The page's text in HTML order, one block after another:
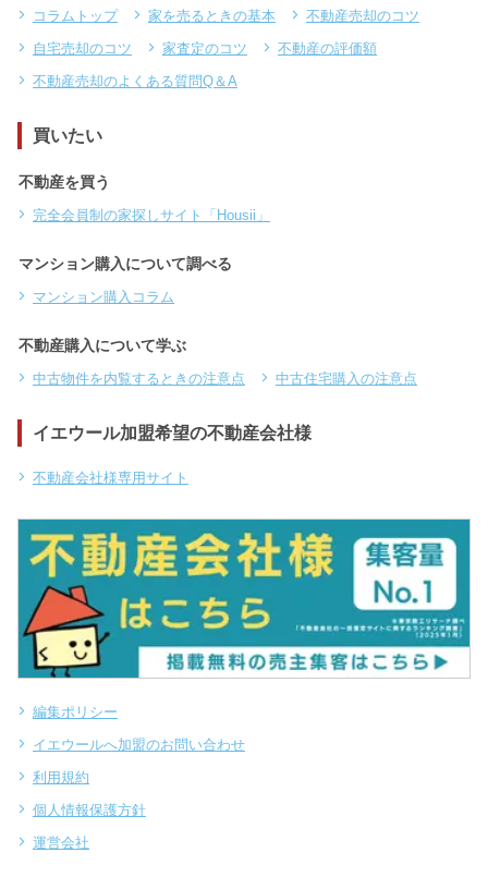
コラムトップ 家を売るときの基本
不動産売却のコツ
自宅売却のコツ
家査定のコツ
不動産の評価額
不動産売却のよくある質問Q＆A
買いたい
不動産を買う
完全会員制の家探しサイト「Housii」
マンション購入について調べる
マンション購入コラム
不動産購入について学ぶ
中古物件を内覧するときの注意点 中古住宅購入の注意点
イエウール加盟希望の不動産会社様
不動産会社様専用サイト
編集ポリシー
イエウールへ加盟のお問い合わせ
利用規約
個人情報保護方針
運営会社